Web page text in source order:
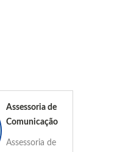
Assessoria de
Comunicação
Assessoria de